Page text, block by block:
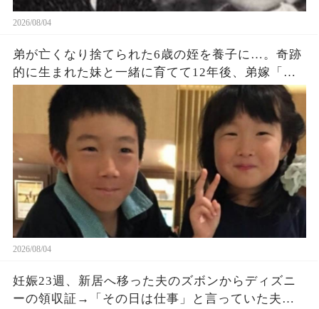
2026/08/04
弟が亡くなり捨てられた6歳の姪を養子に…。奇跡
的に生まれた妹と一緒に育てて12年後、弟嫁「ず
っと会いたかったわ‼」「…誰この人？」→発狂す
る弟嫁に天罰がｗ
2026/08/04
妊娠23週、新居へ移った夫のズボンからディズニ
ーの領収証→「その日は仕事」と言っていた夫に